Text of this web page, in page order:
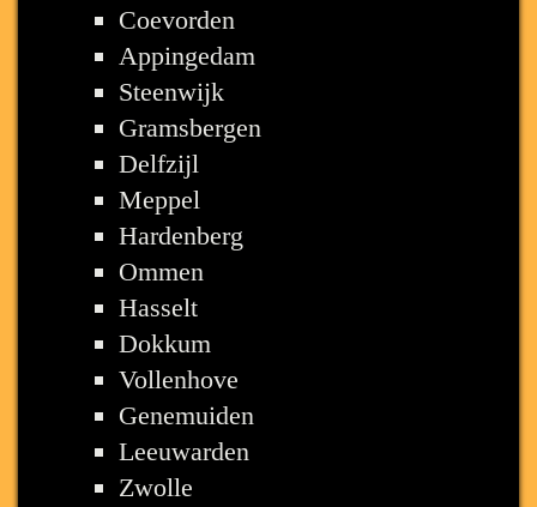
Coevorden
Appingedam
Steenwijk
Gramsbergen
Delfzijl
Meppel
Hardenberg
Ommen
Hasselt
Dokkum
Vollenhove
Genemuiden
Leeuwarden
Zwolle